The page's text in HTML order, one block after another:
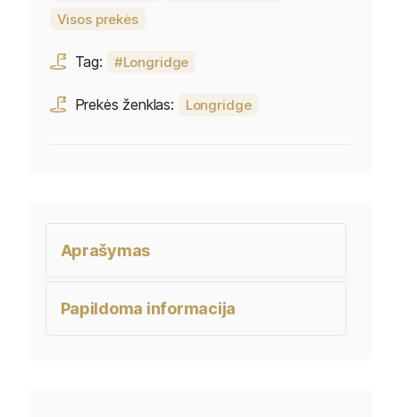
Visos prekės
Tag: Longridge
Prekės ženklas: Longridge
Aprašymas
Papildoma informacija